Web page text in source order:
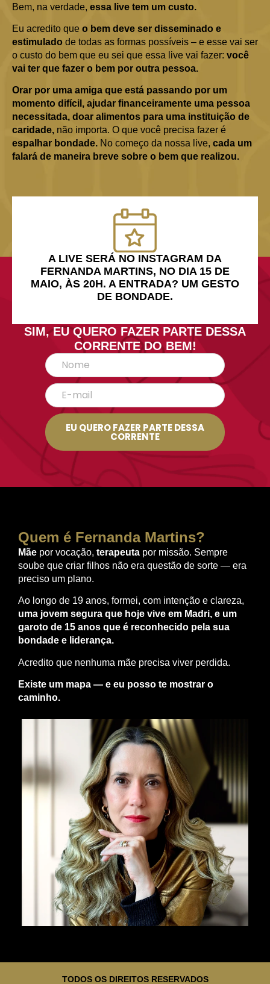
Bem, na verdade, essa live tem um custo.
Eu acredito que o bem deve ser disseminado e
estimulado de todas as formas possíveis – e esse vai ser
o custo do bem que eu sei que essa live vai fazer: você
vai ter que fazer o bem por outra pessoa.
Orar por uma amiga que está passando por um
momento difícil, ajudar financeiramente uma pessoa
necessitada, doar alimentos para uma instituição de
caridade, não importa. O que você precisa fazer é
espalhar bondade. No começo da nossa live, cada um
falará de maneira breve sobre o bem que realizou.
A LIVE SERÁ NO INSTAGRAM DA
FERNANDA MARTINS, NO DIA 15 DE
MAIO, ÀS 20H. A ENTRADA? UM GESTO
DE BONDADE.
SIM, EU QUERO FAZER PARTE DESSA
CORRENTE DO BEM!
EU QUERO FAZER PARTE DESSA
CORRENTE
Quem é Fernanda Martins?
Mãe por vocação, terapeuta por missão. Sempre
soube que criar filhos não era questão de sorte — era
preciso um plano.
Ao longo de 19 anos, formei, com intenção e clareza,
uma jovem segura que hoje vive em Madri, e um
garoto de 15 anos que é reconhecido pela sua
bondade e liderança.
Acredito que nenhuma mãe precisa viver perdida.
Existe um mapa — e eu posso te mostrar o
caminho.
TODOS OS DIREITOS RESERVADOS